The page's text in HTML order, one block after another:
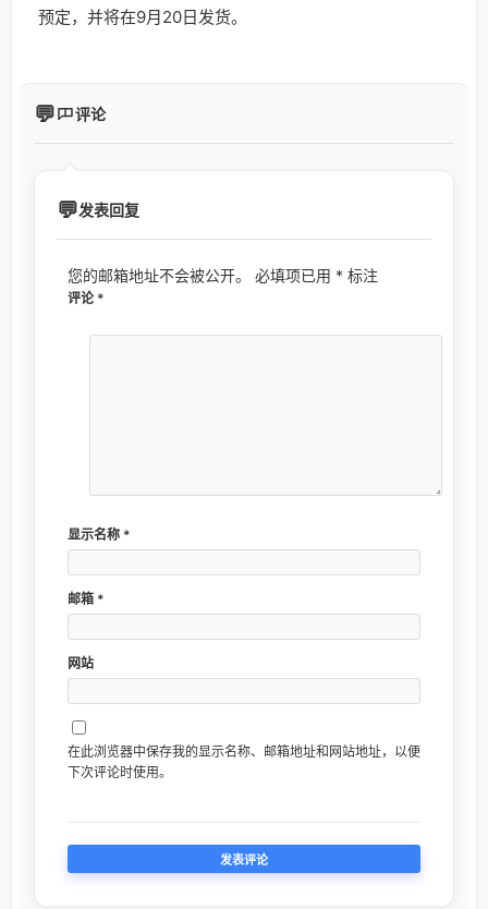
预定，并将在9月20日发货。
评论
发表回复
您的邮箱地址不会被公开。 必填项已用 * 标注
评论 *
显示名称 *
邮箱 *
网站
在此浏览器中保存我的显示名称、邮箱地址和网站地址，以便
下次评论时使用。